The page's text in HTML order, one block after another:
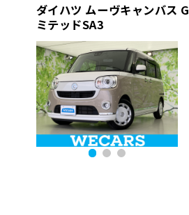
ダイハツ ムーヴキャンバス
ミテッドSA3